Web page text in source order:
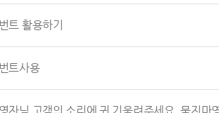
트 활용하기
트사용